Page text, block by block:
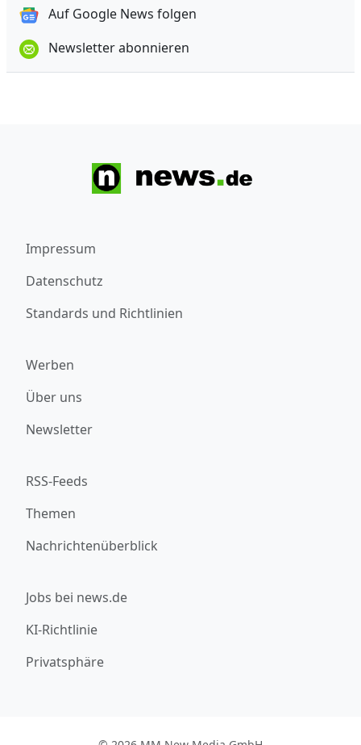
Auf Google News folgen
Newsletter abonnieren
Impressum
Datenschutz
Standards und Richtlinien
Werben
Über uns
Newsletter
RSS-Feeds
Themen
Nachrichtenüberblick
Jobs bei news.de
KI-Richtlinie
Privatsphäre